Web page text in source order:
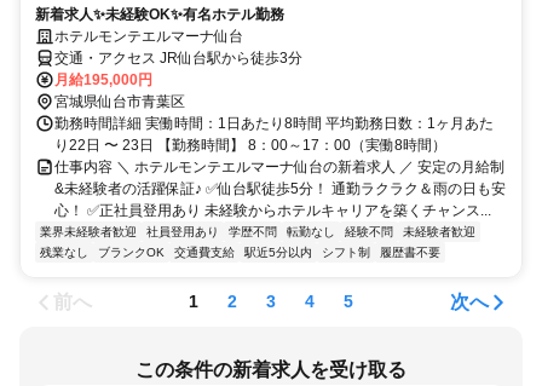
新着求人✨未経験OK✨有名ホテル勤務
ホテルモンテエルマーナ仙台
交通・アクセス JR仙台駅から徒歩3分
月給195,000円
宮城県仙台市青葉区
勤務時間詳細 実働時間：1日あたり8時間 平均勤務日数：1ヶ月あた
り22日 〜 23日 【勤務時間】 8：00～17：00（実働8時間）
仕事内容 ＼ ホテルモンテエルマーナ仙台の新着求人 ／ 安定の月給制
&未経験者の活躍保証♪ ✅仙台駅徒歩5分！ 通勤ラクラク＆雨の日も安
心！ ✅正社員登用あり 未経験からホテルキャリアを築くチャンス...
業界未経験者歓迎 社員登用あり 学歴不問 転勤なし 経験不問
未経験者歓迎
残業なし
ブランクOK 交通費支給 駅近5分以内 シフト制 履歴書不要
前へ 1 2 3 4 5 次へ
この条件の新着求人を受け取る